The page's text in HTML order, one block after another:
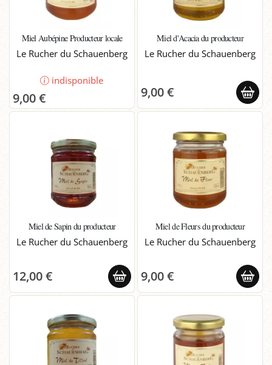
Miel Aubépine Producteur locale
Le Rucher du Schauenberg
indisponible
9,00 €
Miel d'Acacia du producteur
Le Rucher du Schauenberg
9,00 €
Miel de Sapin du producteur
Le Rucher du Schauenberg
12,00 €
Miel de Fleurs du producteur
Le Rucher du Schauenberg
9,00 €